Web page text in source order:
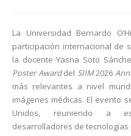
La Universidad Bernardo
participación internacional de
la docente Yasna Soto
Poster Awarddel SIIM2026
más relevantes a nivel
imágenes médicas. El evento
Unidos, reuniendo a
desarrolladores de